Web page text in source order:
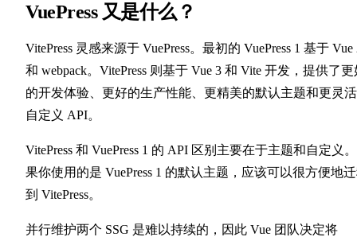
VuePress 又是什么？
VitePress 灵感来源于 VuePress。最初的 VuePress 1 基于 Vue
和 webpack。VitePress 则基于 Vue 3 和 Vite 开发，提供了更
的开发体验、更好的生产性能、更精美的默认主题和更灵
自定义 API。
VitePress 和 VuePress 1 的 API 区别主要在于主题和自定义
果你使用的是 VuePress 1 的默认主题，应该可以很方便地
到 VitePress。
并行维护两个 SSG 是难以持续的，因此 Vue 团队决定将